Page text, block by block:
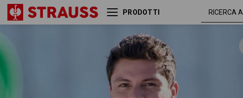
PRODOTTI
e.s. Polo in piqué cotton light nero